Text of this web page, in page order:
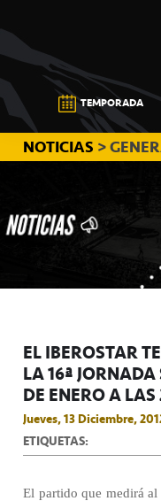
a
la
navegación
principal
al
contenido
principal
a
la
barra
lateral
principal
CB
CANARIAS
TEMPORADA
NOTICIAS >
EL IBEROSTAR
LA 16ª
DE ENERO A
Jueves, 13 Diciembre,
ETIQUETAS:
El partido que medirá